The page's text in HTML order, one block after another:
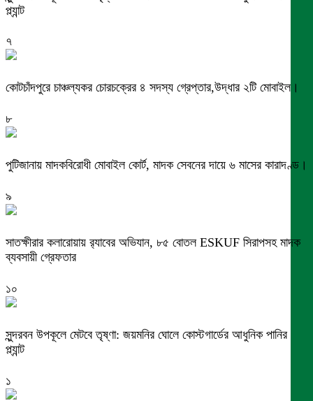
প্ল্যান্ট
৭
কোটচাঁদপুরে চাঞ্চল্যকর চোরচক্রের ৪ সদস্য গ্রেপ্তার,উদ্ধার ২টি মোবাইল।
৮
পুটিজানায় মাদকবিরোধী মোবাইল কোর্ট, মাদক সেবনের দায়ে ৬ মাসের কারাদণ্ড।
৯
সাতক্ষীরার কলারোয়ায় র‍্যাবের অভিযান, ৮৫ বোতল ESKUF সিরাপসহ মাদক
ব্যবসায়ী গ্রেফতার
১০
সুন্দরবন উপকূলে মেটবে তৃষ্ণা: জয়মনির ঘোলে কোস্টগার্ডের আধুনিক পানির
প্ল্যান্ট
১